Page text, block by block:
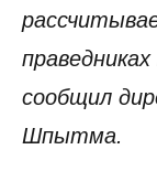
сообщил
Шпытма.